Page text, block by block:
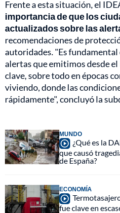
Frente a esta situación, el
importancia de que los
actualizados sobre las
recomendaciones de
autoridades. "Es fundamental
alertas que emitimos desde
clave, sobre todo en épocas
viviendo, donde las
rápidamente", concluyó la
MUNDO
¿Qué es la
que causó
de España?
ECONOMÍA
fue clave en